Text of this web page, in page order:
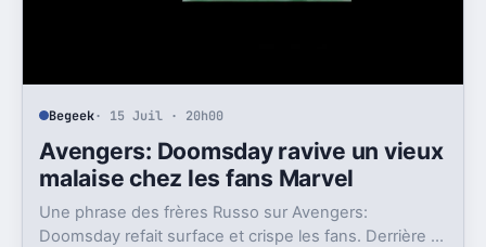
Begeek· 15 Juil · 20h00
Avengers: Doomsday ravive un vieux
malaise chez les fans Marvel
Une phrase des frères Russo sur Avengers:
Doomsday refait surface et crispe les fans. Derrière la